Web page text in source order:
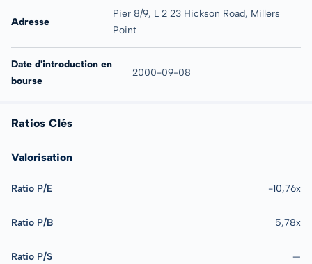
Adresse
Pier 8/9, L 2 23 Hickson Road, Millers
Point
Date d'introduction en
bourse
2000-09-08
Ratios Clés
Valorisation
Ratio P/E -10,76x
Ratio P/B 5,78x
Ratio P/S —